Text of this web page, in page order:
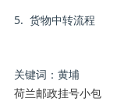
5. 货物中转流程
关键词：黄埔
荷兰邮政挂号小包